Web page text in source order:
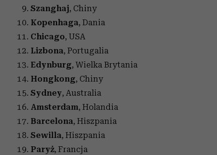
Szanghaj, Chiny
Kopenhaga, Dania
Chicago, USA
Lizbona, Portugalia
Edynburg, Wielka Brytania
Hongkong, Chiny
Sydney, Australia
Amsterdam, Holandia
Barcelona, ​​Hiszpania
Sewilla, Hiszpania
Paryż, Francja